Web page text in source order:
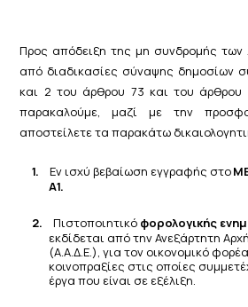
Προς απόδειξη της μη συνδρομής των
από διαδικασίες σύναψης δημοσίων
και 2 του άρθρου 73 και του άρθρου
παρακαλούμε, μαζί με την
αποστείλετε τα παρακάτω
1. Ενισχύ βεβαίωση εγγραφής στο
Α1.
2. Πιστοποιητικό φορολογικής
εκδίδεται από την Ανεξάρτητη
(Α.Α.Δ.Ε.), για τον οικονομικό
κοινοπραξίες στις οποίες
έργα που είναι σε εξέλιξη.